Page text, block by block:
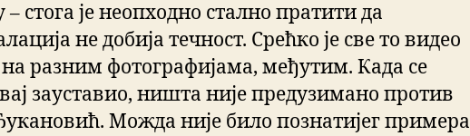
– стога је неопходно стално пратити да
не добија течност. Срећко је све то видео
разним фотографијама, међутим. Када се
зауставио, ништа није предузимано против
Можда није било познатијег примера